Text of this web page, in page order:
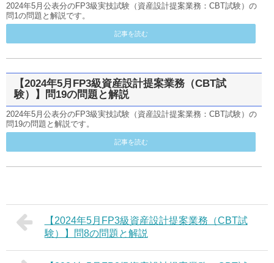
2024年5月公表分のFP3級実技試験（資産設計提案業務：CBT試験）の
問1の問題と解説です。
記事を読む
【2024年5月FP3級資産設計提案業務（CBT試
験）】問19の問題と解説
2024年5月公表分のFP3級実技試験（資産設計提案業務：CBT試験）の
問19の問題と解説です。
記事を読む
【2024年5月FP3級資産設計提案業務（CBT試
験）】問8の問題と解説